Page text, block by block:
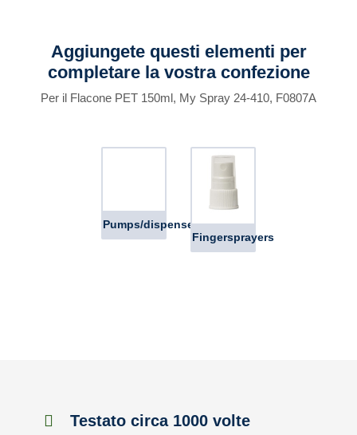
Aggiungete questi elementi per
completare la vostra confezione
Per il Flacone PET 150ml, My Spray 24-410, F0807A
Pumps/dispensers
Fingersprayers
Testato circa 1000 volte